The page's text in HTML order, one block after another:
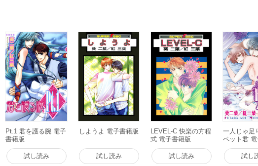
Pt.1 君を護る腕 電子
書籍版
試し読み
しようよ 電子書籍版
試し読み
LEVEL-C 快楽の方程
式 電子書籍版
試し読み
一人じゃ足
ペット君
試し